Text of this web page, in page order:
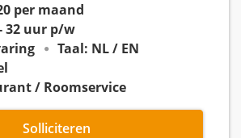
per maand
32 uur p/w
Taal: NL / EN
/ Roomservice
Solliciteren